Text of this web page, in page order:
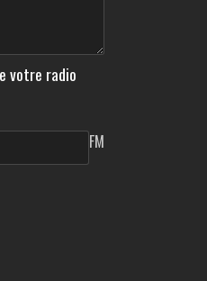
votre radio
FM